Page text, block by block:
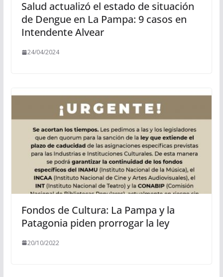
Salud actualizó el estado de situación
de Dengue en La Pampa: 9 casos en
Intendente Alvear
24/04/2024
Fondos de Cultura: La Pampa y la
Patagonia piden prorrogar la ley
20/10/2022